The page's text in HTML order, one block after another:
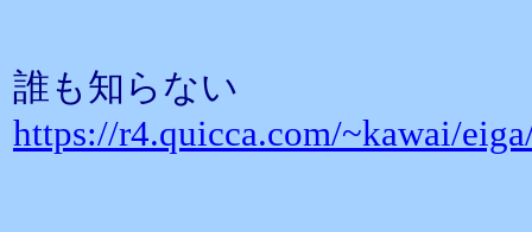
誰も知らない
https://r4.quicca.com/~kawai/